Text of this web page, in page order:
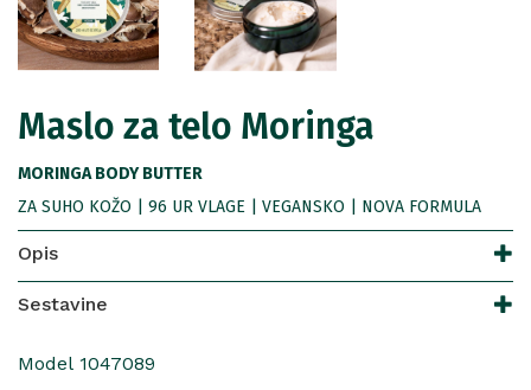
Maslo za telo Moringa
MORINGA BODY BUTTER
ZA SUHO KOŽO | 96 UR VLAGE | VEGANSKO | NOVA FORMULA
Opis
Sestavine
Model 1047089